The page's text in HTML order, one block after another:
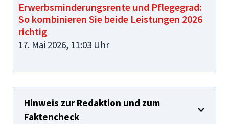
Erwerbsminderungsrente und Pflegegrad:
So kombinieren Sie beide Leistungen 2026
richtig
17. Mai 2026, 11:03 Uhr
Hinweis zur Redaktion und zum
Faktencheck